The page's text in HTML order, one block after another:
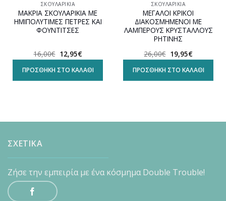
ΣΚΟΥΛΑΡΊΚΙΑ
ΜΑΚΡΙΑ ΣΚΟΥΛΑΡΙΚΙΑ ΜΕ
ΗΜΙΠΟΛΥΤΙΜΕΣ ΠΕΤΡΕΣ ΚΑΙ
ΦΟΥΝΤΙΤΣΕΣ
16,00€ Original
price
was:
16,00€.
12,95€Η
τρέχουσα
τιμή
είναι:
12,95€.
ΠΡΟΣΘΉΚΗ ΣΤΟ ΚΑΛΆΘΙ
ΣΚΟΥΛΑΡΊΚΙΑ
ΜΕΓΑΛΟΙ ΚΡΙΚΟΙ
ΔΙΑΚΟΣΜΗΜΕΝΟΙ ΜΕ
ΛΑΜΠΕΡΟΥΣ ΚΡΥΣΤΑΛΛΟΥΣ
ΡΗΤΙΝΗΣ
26,00€ Original
price
was:
26,00€.
19,95€Η
τρέχουσα
τιμή
είναι:
19,95€.
ΠΡΟΣΘΉΚΗ ΣΤΟ ΚΑΛΆΘΙ
ΣΧΕΤΙΚΑ
Ζήσε την εμπειρία με ένα κόσμημα Double Trouble!